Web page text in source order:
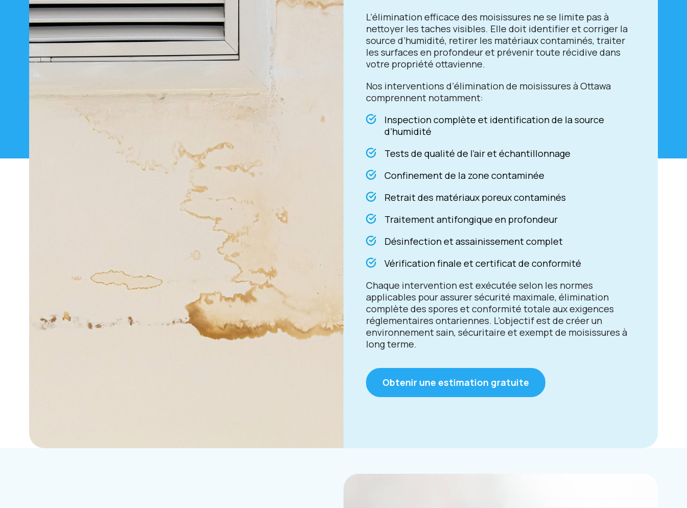
L’élimination efficace des moisissures ne se limite pas à
nettoyer les taches visibles. Elle doit identifier et corriger la
source d’humidité, retirer les matériaux contaminés, traiter
les surfaces en profondeur et prévenir toute récidive dans
votre propriété ottavienne.
Nos interventions d’élimination de moisissures à Ottawa
comprennent notamment:
Inspection complète et identification de la source
d’humidité
Tests de qualité de l’air et échantillonnage
Confinement de la zone contaminée
Retrait des matériaux poreux contaminés
Traitement antifongique en profondeur
Désinfection et assainissement complet
Vérification finale et certificat de conformité
Chaque intervention est exécutée selon les normes
applicables pour assurer sécurité maximale, élimination
complète des spores et conformité totale aux exigences
réglementaires ontariennes. L’objectif est de créer un
environnement sain, sécuritaire et exempt de moisissures à
long terme.
Obtenir une estimation gratuite